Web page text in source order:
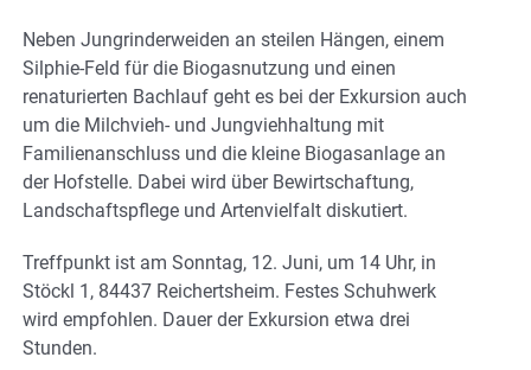
Neben Jungrinderweiden an steilen Hängen, einem
Silphie-Feld für die Biogasnutzung und einen
renaturierten Bachlauf geht es bei der Exkursion auch
um die Milchvieh- und Jungviehhaltung mit
Familienanschluss und die kleine Biogasanlage an
der Hofstelle. Dabei wird über Bewirtschaftung,
Landschaftspflege und Artenvielfalt diskutiert.
Treffpunkt ist am Sonntag, 12. Juni, um 14 Uhr, in
Stöckl 1, 84437 Reichertsheim. Festes Schuhwerk
wird empfohlen. Dauer der Exkursion etwa drei
Stunden.